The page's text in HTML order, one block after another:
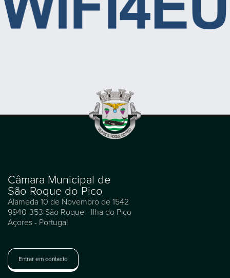
Câmara Municipal de
São Roque do Pico
Alameda 10 de Novembro de 1542
9940-353 São Roque - Ilha do Pico
Açores - Portugal
Entrar em contacto